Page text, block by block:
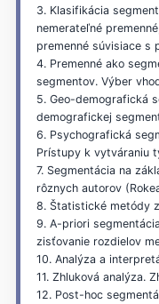
3. Klasifikácia
nemerateľné
premenné súvisiace s
4. Premenné ako
segmentov. Výber
5. Geo-demografická
demografickej
6. Psychografická
Prístupy k vytváraniu
7. Segmentácia na
rôznych autorov
8. Štatistické metódy
9. A-priori
zisťovanie rozdielov
10. Analýza a
11. Zhluková analýza.
12. Post-hoc